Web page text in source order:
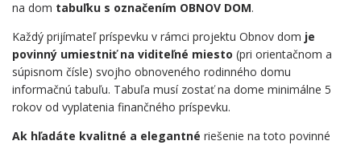
na dom tabuľku s označením OBNOV DOM.
Každý prijímateľ príspevku v rámci projektu Obnov dom je
povinný umiestniť na viditeľné miesto (pri orientačnom a
súpisnom čísle) svojho obnoveného rodinného domu
informačnú tabuľu. Tabuľa musí zostať na dome minimálne 5
rokov od vyplatenia finančného príspevku.
Ak hľadáte kvalitné a elegantné riešenie na toto povinné